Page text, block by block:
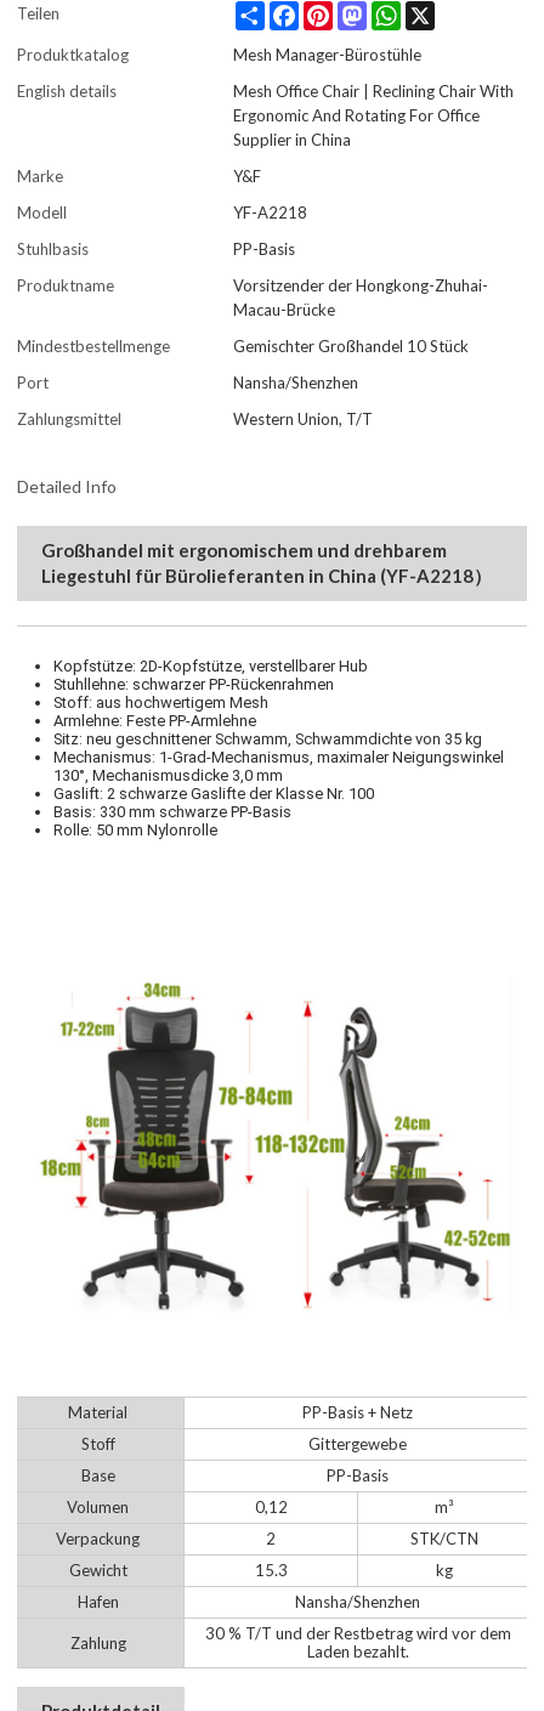
Teilen Share FacebookPinterestMastodonWhatsApp
Produktkatalog
Mesh Manager-Bürostühle
English details
Mesh Office Chair | Reclining Chair With
Ergonomic And Rotating For Office
Supplier in China
Marke
Y&F
Modell
YF-A2218
Stuhlbasis
PP-Basis
Produktname
Vorsitzender der Hongkong-Zhuhai-
Macau-Brücke
Mindestbestellmenge
Gemischter Großhandel 10 Stück
Port
Nansha/Shenzhen
Zahlungsmittel
Western Union, T/T
Detailed Info
Großhandel mit ergonomischem und drehbarem
Liegestuhl für Bürolieferanten in China (YF-A2218）
Kopfstütze: 2D-Kopfstütze, verstellbarer Hub
Stuhllehne: schwarzer PP-Rückenrahmen
Stoff: aus hochwertigem Mesh
Armlehne: Feste PP-Armlehne
Sitz: neu geschnittener Schwamm, Schwammdichte von 35 kg
Mechanismus: 1-Grad-Mechanismus, maximaler Neigungswinkel
130°, Mechanismusdicke 3,0 mm
Gaslift: 2 schwarze Gaslifte der Klasse Nr. 100
Basis: 330 mm schwarze PP-Basis
Rolle: 50 mm Nylonrolle
Material
PP-Basis + Netz
Stoff
Gittergewebe
Base
PP-Basis
Volumen
0,12
m³
Verpackung
2
STK/CTN
Gewicht
15.3
kg
Hafen
Nansha/Shenzhen
Zahlung
30 % T/T und der Restbetrag wird vor dem
Laden bezahlt.